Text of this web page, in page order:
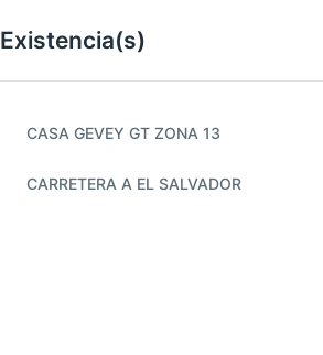
Existencia(s)
CASA GEVEY GT ZONA 13
CARRETERA A EL SALVADOR